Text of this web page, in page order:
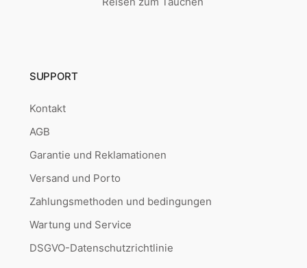
SUPPORT
Kontakt
AGB
Garantie und Reklamationen
Versand und Porto
Zahlungsmethoden und bedingungen
Wartung und Service
DSGVO-Datenschutzrichtlinie